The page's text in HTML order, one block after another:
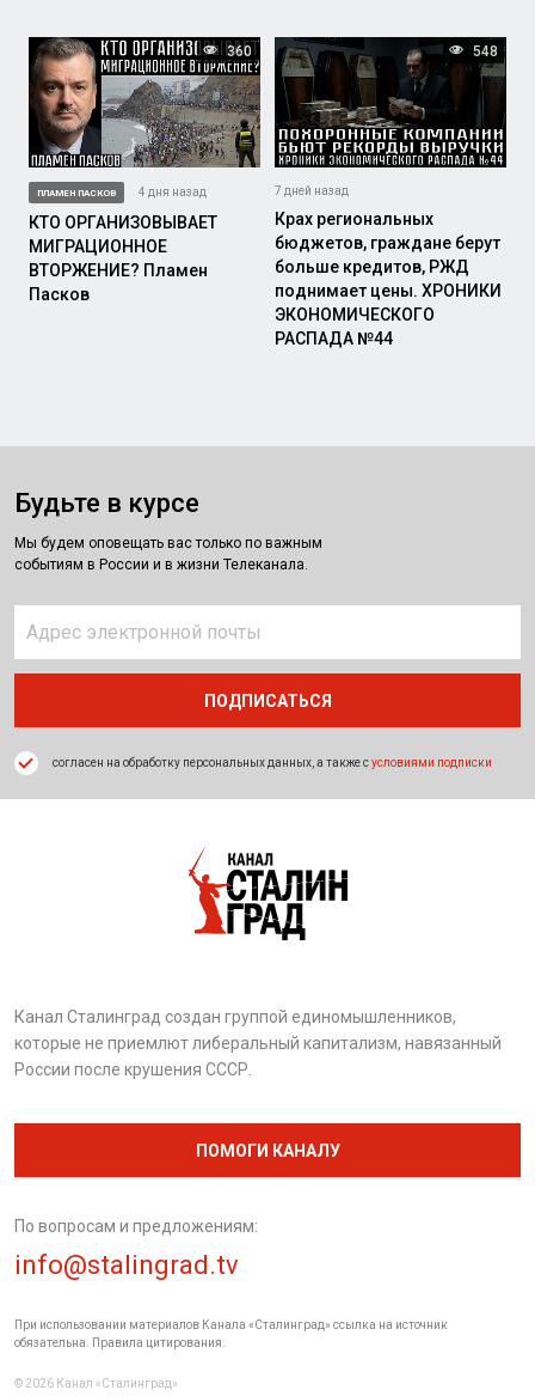
360
ПЛАМЕН ПАСКОВ 4 дня назад
КТО ОРГАНИЗОВЫВАЕТ
МИГРАЦИОННОЕ
ВТОРЖЕНИЕ? Пламен
Пасков
548
7 дней назад
Крах региональных
бюджетов, граждане берут
больше кредитов, РЖД
поднимает цены. ХРОНИКИ
ЭКОНОМИЧЕСКОГО
РАСПАДА №44
Будьте в курсе
Мы будем оповещать вас только по важным
событиям в России и в жизни Телеканала.
согласен на обработку персональных данных, а также сусловиями подписки
Канал Сталинград создан группой единомышленников,
которые не приемлют либеральный капитализм, навязанный
России после крушения СССР.
ПОМОГИ КАНАЛУ
По вопросам и предложениям:
info@stalingrad.tv
При использовании материалов Канала «Сталинград» ссылка на источник
обязательна. Правила цитирования.
© 2026 Канал «Сталинград»